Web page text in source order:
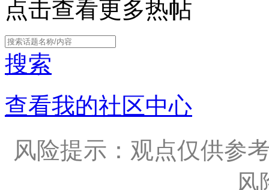
点击查看更多热帖
搜索
查看我的社区中心
风险提示：观点仅供参
风